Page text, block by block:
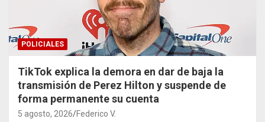
POLICIALES
TikTok explica la demora en dar de baja la
transmisión de Perez Hilton y suspende de
forma permanente su cuenta
5 agosto, 2026 Federico V.